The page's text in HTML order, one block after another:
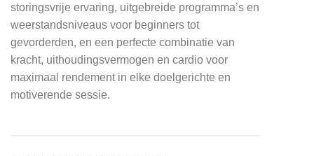
storingsvrije ervaring, uitgebreide programma’s en
weerstandsniveaus voor beginners tot
gevorderden, en een perfecte combinatie van
kracht, uithoudingsvermogen en cardio voor
maximaal rendement in elke doelgerichte en
motiverende sessie.